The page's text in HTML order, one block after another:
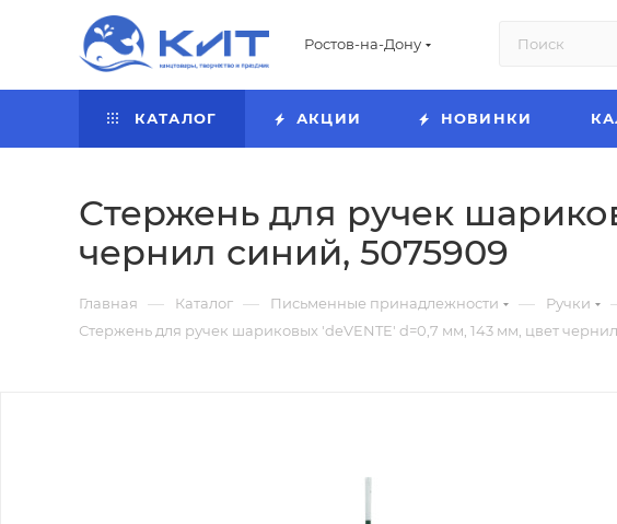
Ростов-на-Дону
КАТАЛОГ АКЦИИ НОВИНКИ
Стержень для ручек
чернил синий, 5075909
Главная — Каталог — Письменные принадлежности — Ручки
Стержень для ручек шариковых 'deVENTE' d=0,7 мм, 143 мм, цвет